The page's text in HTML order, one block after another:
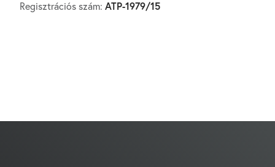
Regisztrációs szám: ATP-1979/15